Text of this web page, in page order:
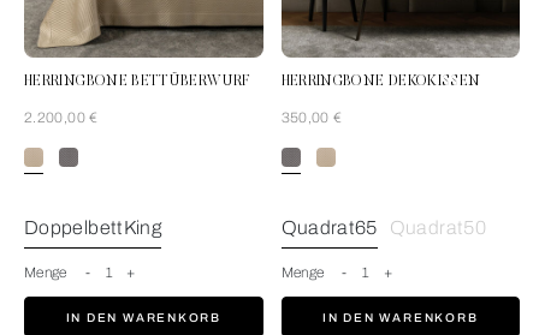
HERRINGBONE BETTÜBERWURF
2.200,00 €
SavageBeige
DoppelbettKing
Menge - 1 +
IN DEN WARENKORB
HERRINGBONE DEKOKISSEN
350,00 €
Quadrat65 Quadrat50
Menge - 1 +
IN DEN WARENKORB